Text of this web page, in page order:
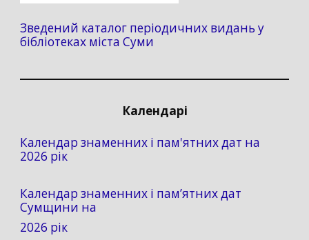
Зведений каталог періодичних видань у
бібліотеках міста Суми
Календарі
Календар знаменних і пам'ятних дат на
2026 рік
Календар знаменних і пам’ятних дат
Сумщини на
2026 рік